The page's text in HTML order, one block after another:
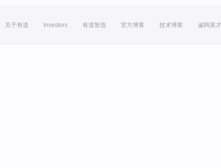
关于有道 Investors 有道智选 官方博客 技术博客 诚聘英才